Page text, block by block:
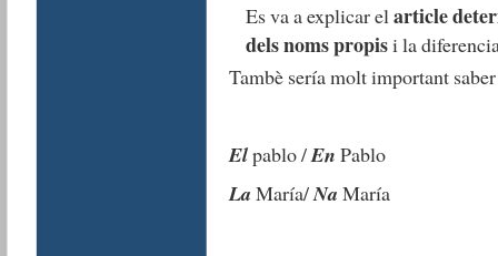
Es va a explicar elarticle
dels noms propisi la
Tambè sería molt important
Elpablo /En Pablo
La María/Na María